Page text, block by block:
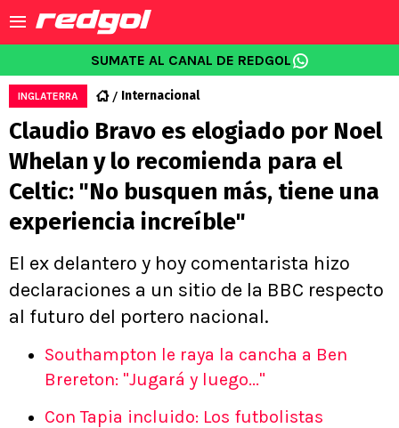
SUMATE AL CANAL DE REDGOL
INGLATERRA Internacional
Claudio Bravo es elogiado por Noel
Whelan y lo recomienda para el
Celtic: "No busquen más, tiene una
experiencia increíble"
El ex delantero y hoy comentarista hizo
declaraciones a un sitio de la BBC respecto
al futuro del portero nacional.
Southampton le raya la cancha a Ben
Brereton: "Jugará y luego..."
Con Tapia incluido: Los futbolistas